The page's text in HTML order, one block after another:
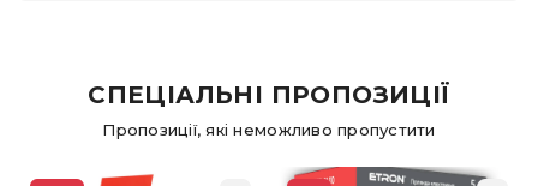
СПЕЦІАЛЬНІ ПРОПОЗИЦІЇ
Пропозиції, які неможливо пропустити